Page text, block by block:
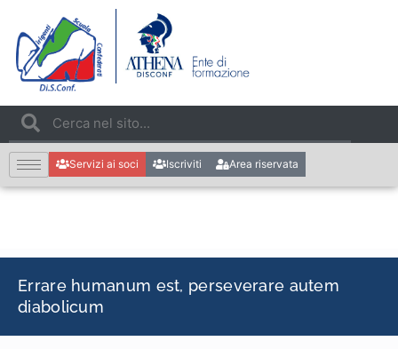
Servizi ai soci Iscriviti Area riservata
Errare humanum est, perseverare autem
diabolicum